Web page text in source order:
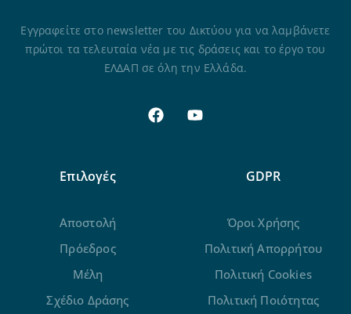
Εγγραφείτε στο newsletter του Δικτύου για να λαμβάνετε
πρώτοι τα τελευταία νέα με τις δράσεις και το έργο του
ΕΛΔΑΠ σε όλη την Ελλάδα.
Επιλογές
Αποστολή
Πρόεδρος
Μέλη
Σχέδιο Δράσης
GDPR
Όροι Χρήσης
Πολιτική Απορρήτου
Πολιτική Cookies
Πολιτική Ποιότητας